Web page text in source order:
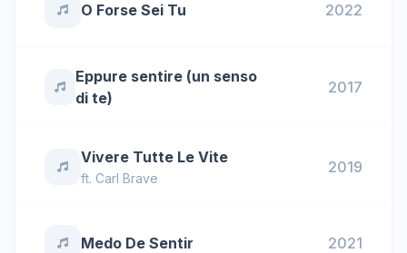
O Forse Sei Tu 2022
Eppure sentire (un senso
di te)
2017
Vivere Tutte Le Vite
ft. Carl Brave
2019
Medo De Sentir 2021